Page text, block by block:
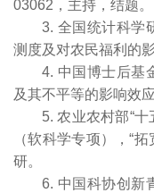
03062，主持，结题。
3. 全国统计科学
测度及对农民福利的
4. 中国博士后基
及其不平等的影响效
5. 农业农村部“
（软科学专项），“
研。
6. 中国科协创新